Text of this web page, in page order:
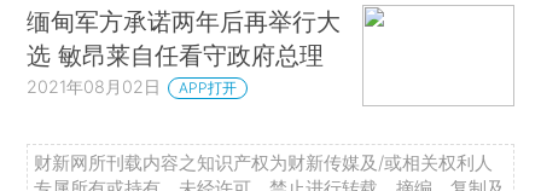
缅甸军方承诺两年后再举行大
选 敏昂莱自任看守政府总理
2021年08月02日 APP打开
财新网所刊载内容之知识产权为财新传媒及/或相关权利人